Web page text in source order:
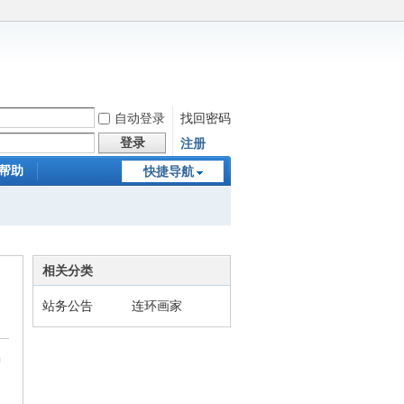
自动登录
找回密码
登录
注册
快捷导航
助
相关分类
站务公告 连环画家